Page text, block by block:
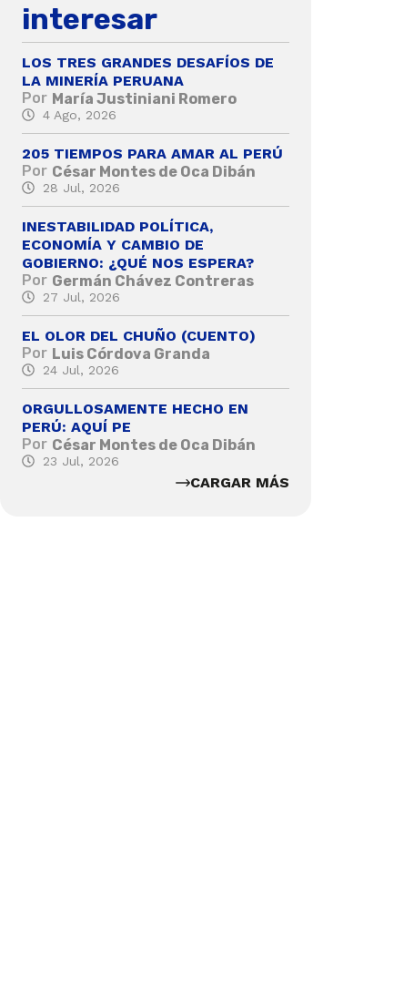
interesar
LOS TRES GRANDES DESAFÍOS DE
LA MINERÍA PERUANA
Por María Justiniani Romero
4 Ago, 2026
205 TIEMPOS PARA AMAR AL PERÚ
Por César Montes de Oca Dibán
28 Jul, 2026
INESTABILIDAD POLÍTICA,
ECONOMÍA Y CAMBIO DE
GOBIERNO: ¿QUÉ NOS ESPERA?
Por Germán Chávez Contreras
27 Jul, 2026
EL OLOR DEL CHUÑO (CUENTO)
Por Luis Córdova Granda
24 Jul, 2026
ORGULLOSAMENTE HECHO EN
PERÚ: AQUÍ PE
Por César Montes de Oca Dibán
23 Jul, 2026
CARGAR MÁS